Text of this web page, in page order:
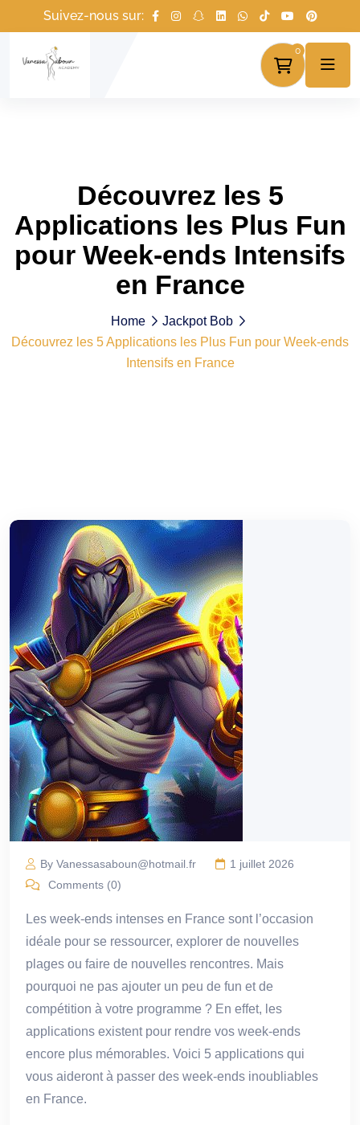
Suivez-nous sur:
0
Découvrez les 5
Applications les Plus Fun
pour Week-ends Intensifs
en France
Home
Jackpot Bob
Découvrez les 5 Applications les Plus Fun pour Week-ends
Intensifs en France
By Vanessasaboun@hotmail.fr
1 juillet 2026
Comments (0)
Les week-ends intenses en France sont l’occasion
idéale pour se ressourcer, explorer de nouvelles
plages ou faire de nouvelles rencontres. Mais
pourquoi ne pas ajouter un peu de fun et de
compétition à votre programme ? En effet, les
applications existent pour rendre vos week-ends
encore plus mémorables. Voici 5 applications qui
vous aideront à passer des week-ends inoubliables
en France.